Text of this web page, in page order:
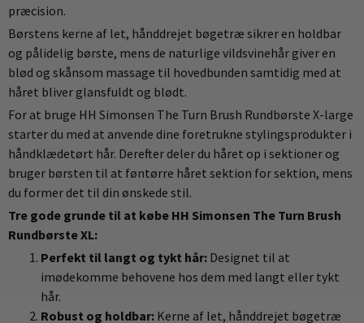
præcision.
Børstens kerne af let, hånddrejet bøgetræ sikrer en holdbar
og pålidelig børste, mens de naturlige vildsvinehår giver en
blød og skånsom massage til hovedbunden samtidig med at
håret bliver glansfuldt og blødt.
For at bruge HH Simonsen The Turn Brush Rundbørste X-large
starter du med at anvende dine foretrukne stylingsprodukter i
håndklædetørt hår. Derefter deler du håret op i sektioner og
bruger børsten til at føntørre håret sektion for sektion, mens
du former det til din ønskede stil.
Tre gode grunde til at købe HH Simonsen The Turn Brush
Rundbørste XL:
Perfekt til langt og tykt hår: Designet til at
imødekomme behovene hos dem med langt eller tykt
hår.
Robust og holdbar: Kerne af let, hånddrejet bøgetræ